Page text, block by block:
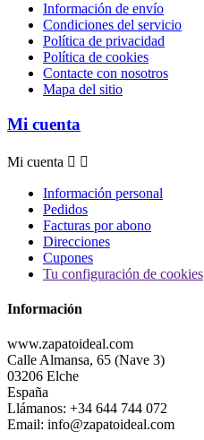
Información de envío
Condiciones del servicio
Política de privacidad
Política de cookies
Contacte con nosotros
Mapa del sitio
Mi cuenta
Mi cuenta  
Información personal
Pedidos
Facturas por abono
Direcciones
Cupones
Tu configuración de cookies
Información
www.zapatoideal.com
Calle Almansa, 65 (Nave 3)
03206 Elche
España
Llámanos: +34 644 744 072
Email: info@zapatoideal.com